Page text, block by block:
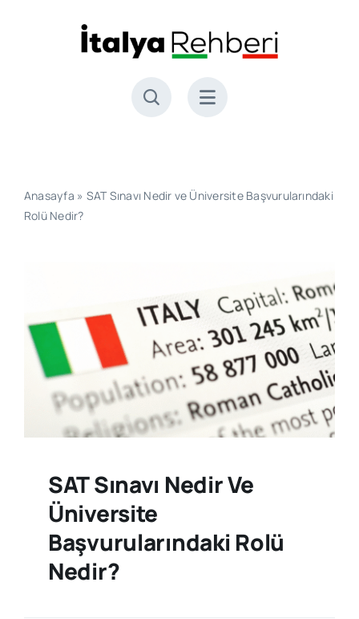
Anasayfa » SAT Sınavı Nedir ve Üniversite Başvurularındaki
Rolü Nedir?
SAT Sınavı Nedir Ve
Üniversite
Başvurularındaki Rolü
Nedir?